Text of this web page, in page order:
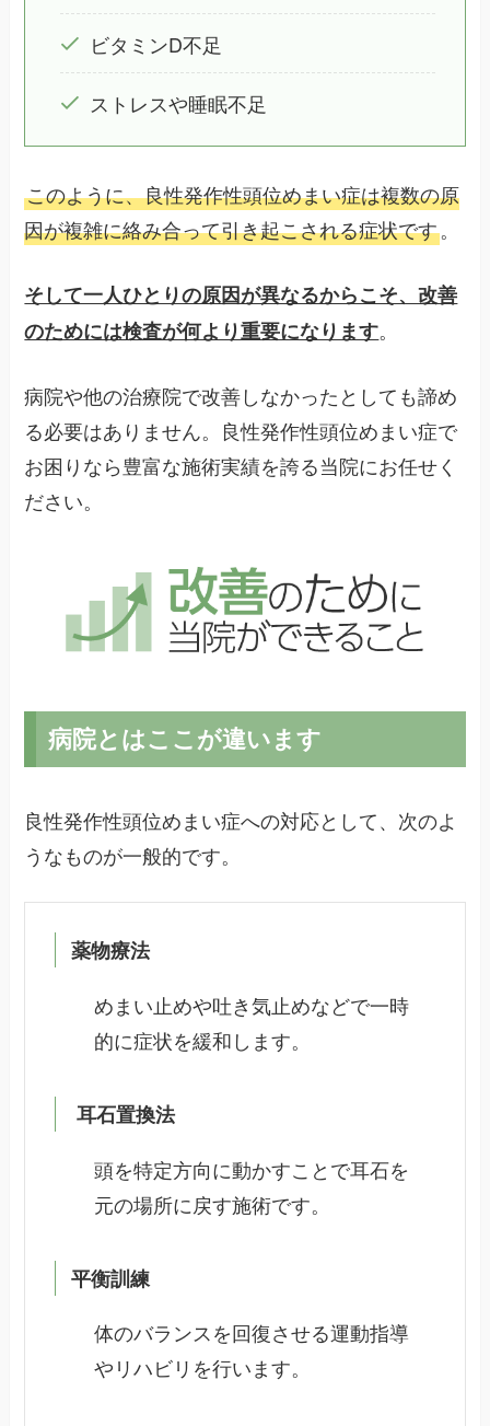
ビタミンD不足
ストレスや睡眠不足
このように、良性発作性頭位めまい症は複数の原
因が複雑に絡み合って引き起こされる症状です。
そして一人ひとりの原因が異なるからこそ、改善
のためには検査が何より重要になります。
病院や他の治療院で改善しなかったとしても諦め
る必要はありません。良性発作性頭位めまい症で
お困りなら豊富な施術実績を誇る当院にお任せく
ださい。
病院とはここが違います
良性発作性頭位めまい症への対応として、次のよ
うなものが一般的です。
薬物療法
めまい止めや吐き気止めなどで一時
的に症状を緩和します。
耳石置換法
頭を特定方向に動かすことで耳石を
元の場所に戻す施術です。
平衡訓練
体のバランスを回復させる運動指導
やリハビリを行います。